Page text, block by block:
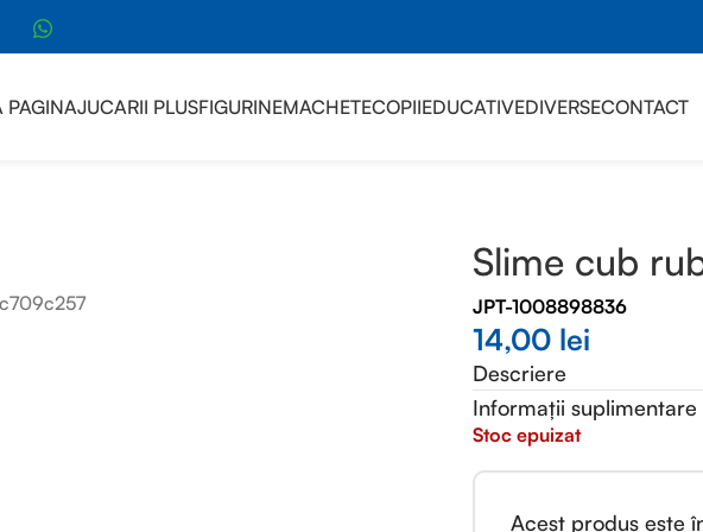
PAGINAJUCARII PLUSFIGURINEMACHETECOPIIEDUCATIVEDIVERSECONTACT
Slime cub
JPT-1008898836
14,00 lei
Descriere
Informații suplimentare
Stoc epuizat
Acest produs este